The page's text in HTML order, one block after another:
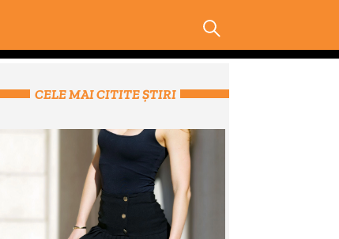
CELE MAI CITITE ȘTIRI